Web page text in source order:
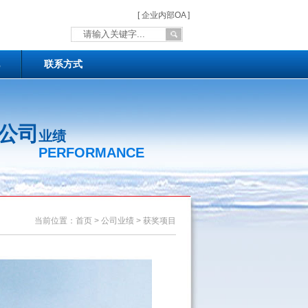
[ 企业内部OA ]
联系方式
司业绩
PERFORMANCE
当前位置：首页 > 公司业绩 > 获奖项目